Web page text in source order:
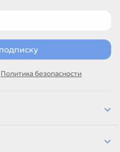
для CANON
Сравнивайте такие
характеристик.
соседние
и сервиса
с вашей моделью
Политика безопасности